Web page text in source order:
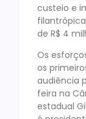
custeio e
de R$ 4
Os
os
audiência
feira na
estadual